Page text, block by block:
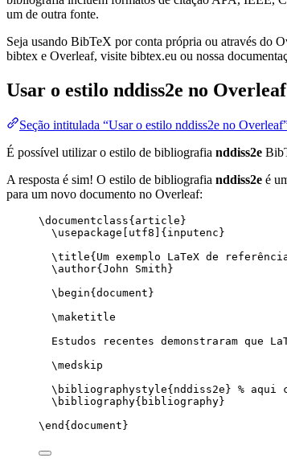
um de outra fonte.
Seja usando BibTeX por conta própria ou através do
bibtex e Overleaf, visite bibtex.eu ou nossa
Usar o estilo nddiss2e no Overleaf
Seção intitulada “Usar o estilo nddiss2e no
É possível utilizar o estilo de bibliografia nddiss2e
A resposta é sim! O estilo de bibliografia nddiss2e é
para um novo documento no Overleaf:
\documentclass{ article }
\usepackage
utf8 ]{ inputenc }
\title{Um exemplo LaTeX de
\author{John Smith}
\begin{ document }
\maketitle
Estudos recentes demonstraram que
\medskip
\bibliographystyle{nddiss2e} % aqui
\bibliography{bibliography}
\end { document }